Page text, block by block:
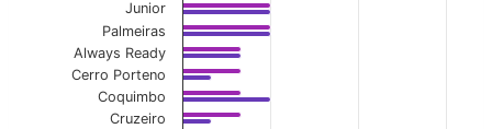
Junior
Palmeiras
Always Ready
Cerro Porteno
Coquimbo
Cruzeiro